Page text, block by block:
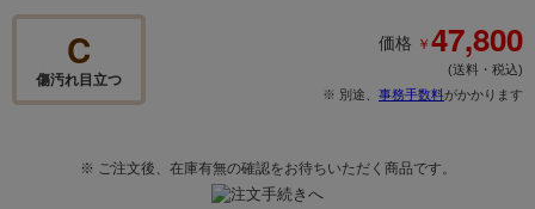
C
傷汚れ目立つ
価格 ￥47,800
(送料・税込)
※ 別途、 事務手数料がかかります
※ ご注文後、在庫有無の確認をお待ちいただく商品です。